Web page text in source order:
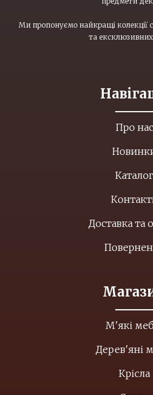
Ми пропонуємо найкращі колекції
та ексклюзивних
Про нас
Каталог
Доставка та
М'які
Дерев'яні
Крісла